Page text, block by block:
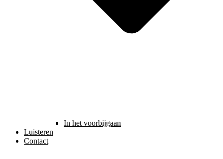
In het voorbijgaan
Luisteren
Contact